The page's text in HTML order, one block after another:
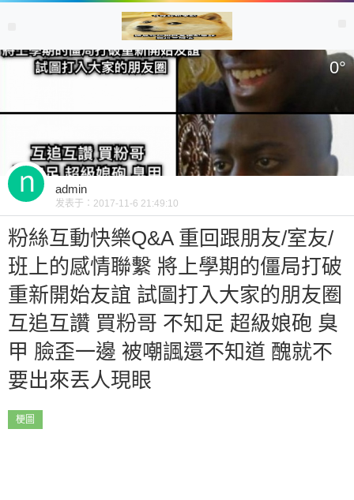
0°
admin
发表于： 2017-11-6 21:49:10
粉絲互動快樂Q&A 重回跟朋友/室友/
班上的感情聯繫 將上學期的僵局打破
重新開始友誼 試圖打入大家的朋友圈
互追互讚 買粉哥 不知足 超級娘砲 臭
甲 臉歪一邊 被嘲諷還不知道 醜就不
要出來丟人現眼
梗圖